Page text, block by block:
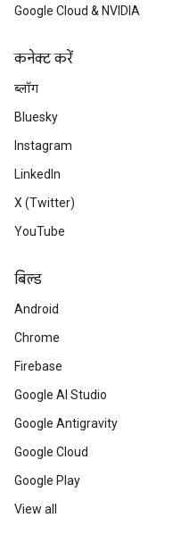
Google Cloud & NVIDIA
कनेक्ट करें
ब्लॉग
Bluesky
Instagram
LinkedIn
X (Twitter)
YouTube
बिल्ड
Android
Chrome
Firebase
Google AI Studio
Google Antigravity
Google Cloud
Google Play
View all